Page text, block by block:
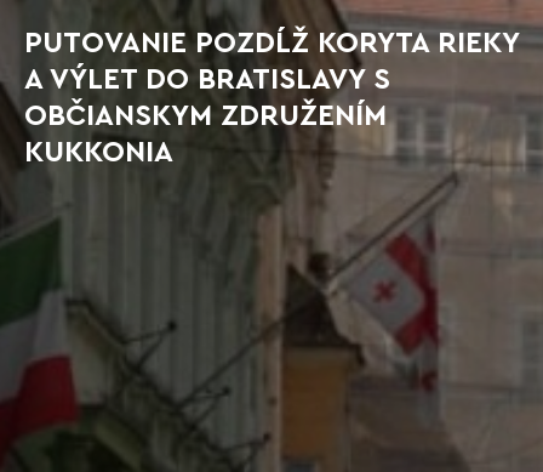
PUTOVANIE POZDĹŽ KORYTA RIEKY
A VÝLET DO BRATISLAVY S
OBČIANSKYM ZDRUŽENÍM
KUKKONIA